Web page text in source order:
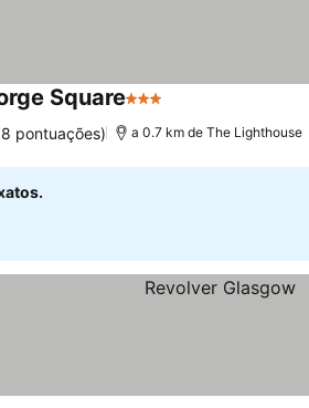
Square3 Estrelas
pontuações) a 0.7 km de The Lighthouse